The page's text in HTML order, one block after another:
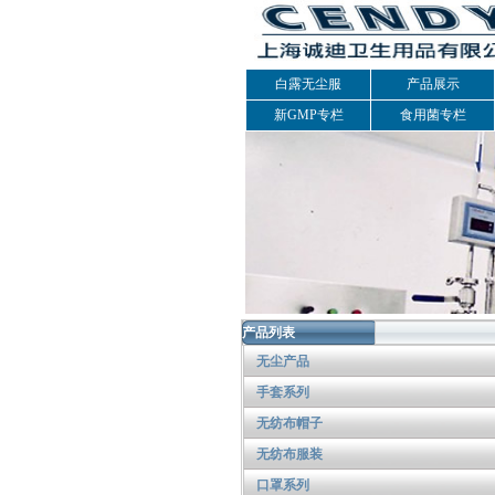
白露无尘服
产品展示
新GMP专栏
食用菌专栏
产品列表
无尘产品
手套系列
无纺布帽子
无纺布服装
口罩系列